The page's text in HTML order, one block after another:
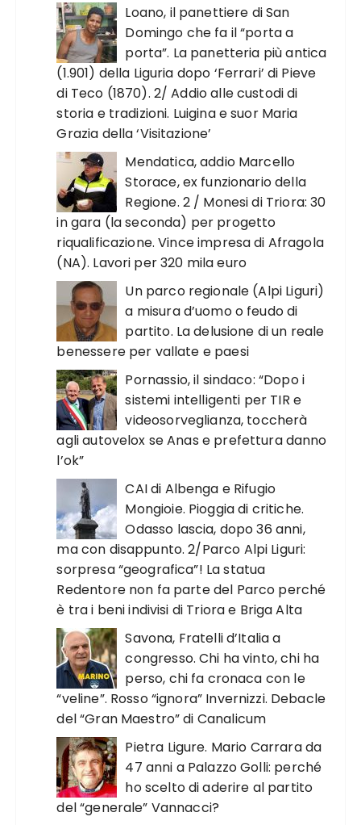
Loano, il panettiere di San
Domingo che fa il “porta a
porta”. La panetteria più antica
(1.901) della Liguria dopo ‘Ferrari’ di Pieve
di Teco (1870). 2/ Addio alle custodi di
storia e tradizioni. Luigina e suor Maria
Grazia della ‘Visitazione’
Mendatica, addio Marcello
Storace, ex funzionario della
Regione. 2 / Monesi di Triora: 30
in gara (la seconda) per progetto
riqualificazione. Vince impresa di Afragola
(NA). Lavori per 320 mila euro
Un parco regionale (Alpi Liguri)
a misura d’uomo o feudo di
partito. La delusione di un reale
benessere per vallate e paesi
Pornassio, il sindaco: “Dopo i
sistemi intelligenti per TIR e
videosorveglianza, toccherà
agli autovelox se Anas e prefettura danno
l’ok”
CAI di Albenga e Rifugio
Mongioie. Pioggia di critiche.
Odasso lascia, dopo 36 anni,
ma con disappunto. 2/Parco Alpi Liguri:
sorpresa “geografica”! La statua
Redentore non fa parte del Parco perché
è tra i beni indivisi di Triora e Briga Alta
Savona, Fratelli d’Italia a
congresso. Chi ha vinto, chi ha
perso, chi fa cronaca con le
“veline”. Rosso “ignora” Invernizzi. Debacle
del “Gran Maestro” di Canalicum
Pietra Ligure. Mario Carrara da
47 anni a Palazzo Golli: perché
ho scelto di aderire al partito
del “generale” Vannacci?